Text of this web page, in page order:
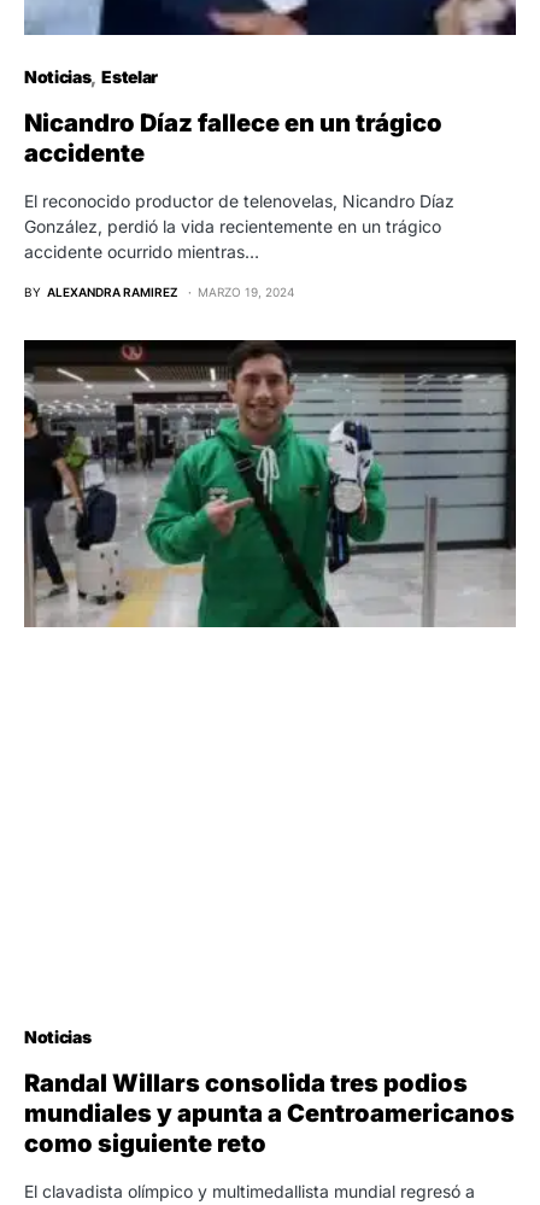
Noticias Estelar
Nicandro Díaz fallece en un trágico
accidente
El reconocido productor de telenovelas, Nicandro Díaz
González, perdió la vida recientemente en un trágico
accidente ocurrido mientras…
BY ALEXANDRA RAMIREZ MARZO 19, 2024
Noticias
Randal Willars consolida tres podios
mundiales y apunta a Centroamericanos
como siguiente reto
El clavadista olímpico y multimedallista mundial regresó a